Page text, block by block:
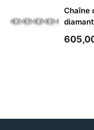
Chaîne